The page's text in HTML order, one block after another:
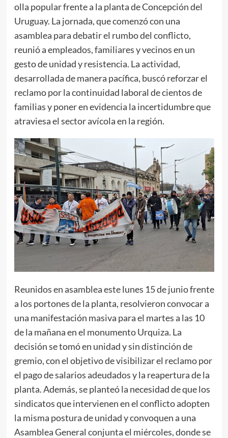
olla popular frente a la planta de Concepción del
Uruguay. La jornada, que comenzó con una
asamblea para debatir el rumbo del conflicto,
reunió a empleados, familiares y vecinos en un
gesto de unidad y resistencia. La actividad,
desarrollada de manera pacífica, buscó reforzar el
reclamo por la continuidad laboral de cientos de
familias y poner en evidencia la incertidumbre que
atraviesa el sector avícola en la región.
Reunidos en asamblea este lunes 15 de junio frente
a los portones de la planta, resolvieron convocar a
una manifestación masiva para el martes a las 10
de la mañana en el monumento Urquiza. La
decisión se tomó en unidad y sin distinción de
gremio, con el objetivo de visibilizar el reclamo por
el pago de salarios adeudados y la reapertura de la
planta. Además, se planteó la necesidad de que los
sindicatos que intervienen en el conflicto adopten
la misma postura de unidad y convoquen a una
Asamblea General conjunta el miércoles, donde se